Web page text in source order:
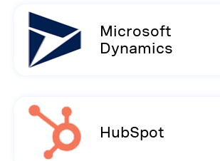
Microsoft
Dynamics
HubSpot